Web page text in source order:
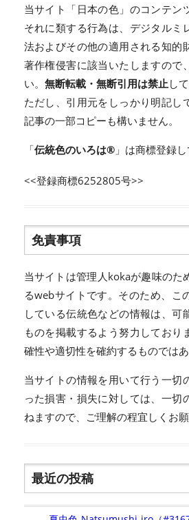
当サイト「日本の色」のコンテン
それに類する行為は、デジタルミ
法およびその他の適用される知的
著作権侵害に該当いたしますので
い。 無断転載・無断引用は禁止し
ただし、引用元をしっかり明記し
記事の一部コピーも構いません。
「伝統色のいろは®」は商標登録し
<<登録商標6252805号>>
免責事項
当サイトは管理人kokaが趣味のた
るwebサイトです。そのため、こ
している伝統色などの情報は、可
ものを掲載するよう努力しており
確性や適切性を確約するものではあ
当サイトの情報を用いて行う一切
った損害・損失に対しては、一切
ねますので、ご理解の程宜しくお願
最近の投稿